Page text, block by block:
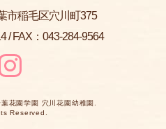
市稲毛区穴川町375
/ FAX：043-284-9564
花園学園 穴川花園幼稚園
Reserved.